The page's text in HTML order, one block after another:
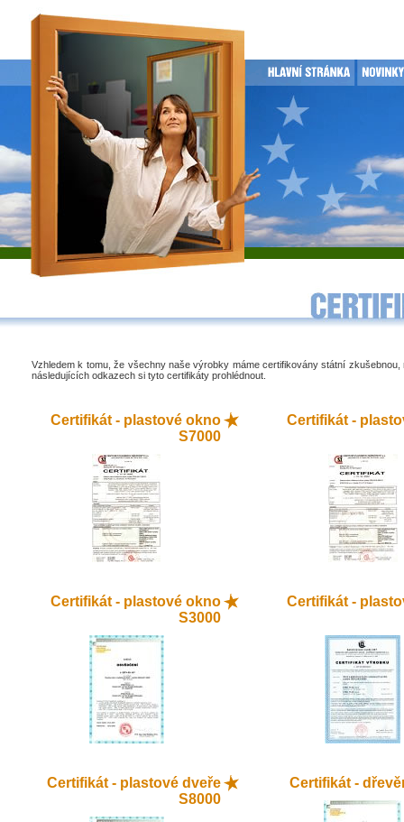
Vzhledem k tomu, že všechny naše výrobky máme certifikovány státní zkušebnou,
následujících odkazech si tyto certifikáty prohlédnout.
Certifikát - plastové okno
S7000
Certifikát -
Certifikát - plastové okno
S3000
Certifikát -
Certifikát - plastové dveře
S8000
Certifikát -